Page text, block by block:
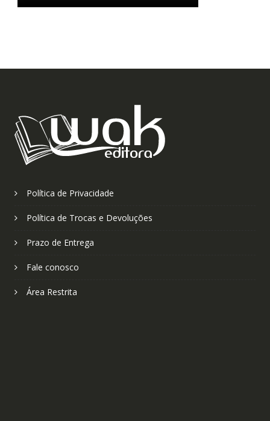
Política de Privacidade
Política de Trocas e Devoluções
Prazo de Entrega
Fale conosco
Área Restrita